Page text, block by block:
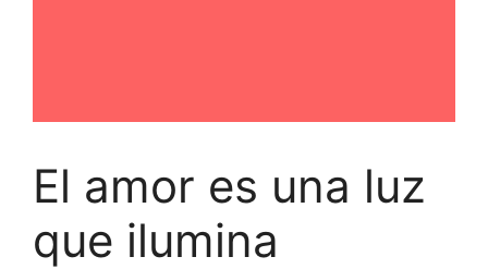
El amor es una luz
que ilumina